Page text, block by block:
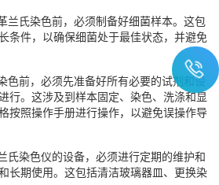
氏染色前，必须制备好细菌样本。这包
条件，以确保细菌处于最佳状态，并避免
前，必须先准备好所有必要的试剂和设
行。这涉及到样本固定、染色、洗涤和显
按照操作手册进行操作，以避免误操作导
染色仪的设备，必须进行定期的维护和
长期使用。这包括清洁玻璃器皿、更换染